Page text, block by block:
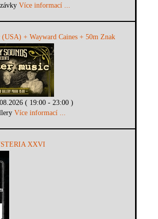
Více informací ...
+ Wayward Caines + 50m Znak
( 19:00 - 23:00 )
Více informací ...
XXVI